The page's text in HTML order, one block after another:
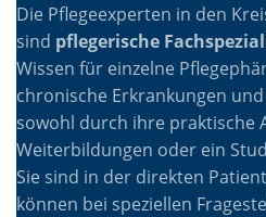
Die Pflegeexperten in den
sind pflegerische
Wissen für einzelne
chronische Erkrankungen
sowohl durch ihre praktische
Weiterbildungen oder ein
Sie sind in der direkten
können bei speziellen